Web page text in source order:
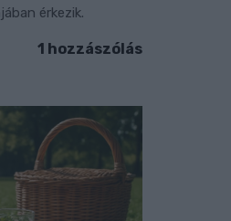
érkezik.
1 hozzászólás